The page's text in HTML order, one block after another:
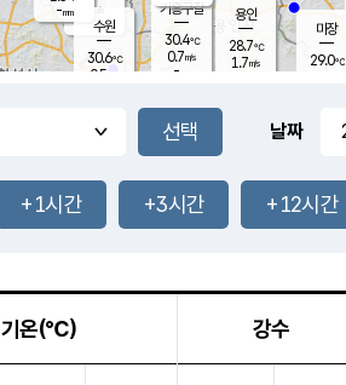
-mm
-mm
용인
28.7℃
1.7m/s
31.4℃
0.7m/s
-mm
마장
29.0℃
m/s
mm
-mm
기흥구갈
30.4℃
0.7m/s
-
-mm
수원
30.6℃
0.5 m/s
날짜
+1시간 +3시간 +12시간
기온(℃) 강수